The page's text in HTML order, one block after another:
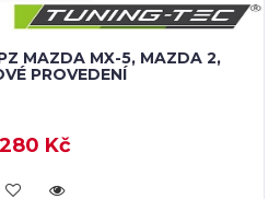
MAZDA MX-5, MAZDA 2,
PROVEDENÍ
280 Kč
KOUPIT